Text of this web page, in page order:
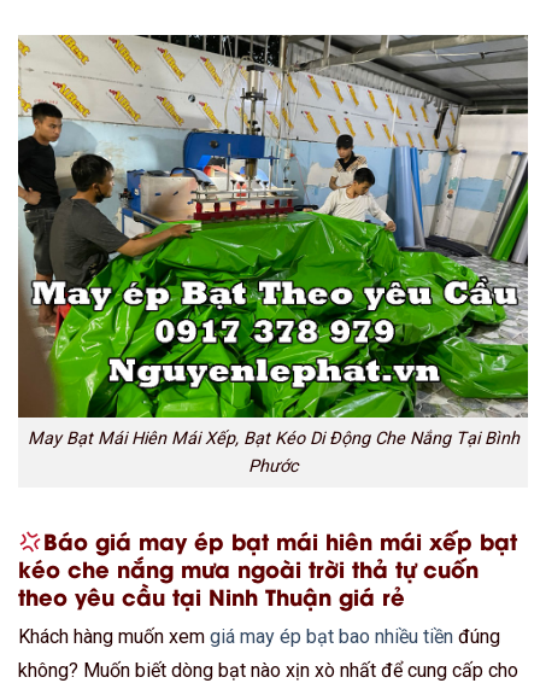
May Bạt Mái Hiên Mái Xếp, Bạt Kéo Di Động Che Nắng Tại Bình
Phước
Báo giá may ép bạt mái hiên mái xếp bạt
kéo che nắng mưa ngoài trời thả tự cuốn
theo yêu cầu tại Ninh Thuận giá rẻ
Khách hàng muốn xem giá may ép bạt bao nhiều tiền đúng
không? Muốn biết dòng bạt nào xịn xò nhất để cung cấp cho